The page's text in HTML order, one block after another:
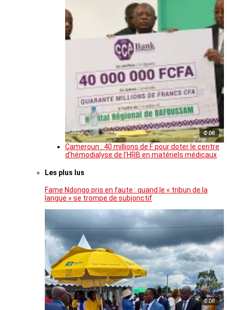
© DR
Cameroun : 40 millions de F pour doter le centre
d’hémodialyse de l’HRB en matériels médicaux
Les plus lus
Fame Ndongo pris en faute : quand le « tribun de la
langue » se trompe de subjonctif
© DR